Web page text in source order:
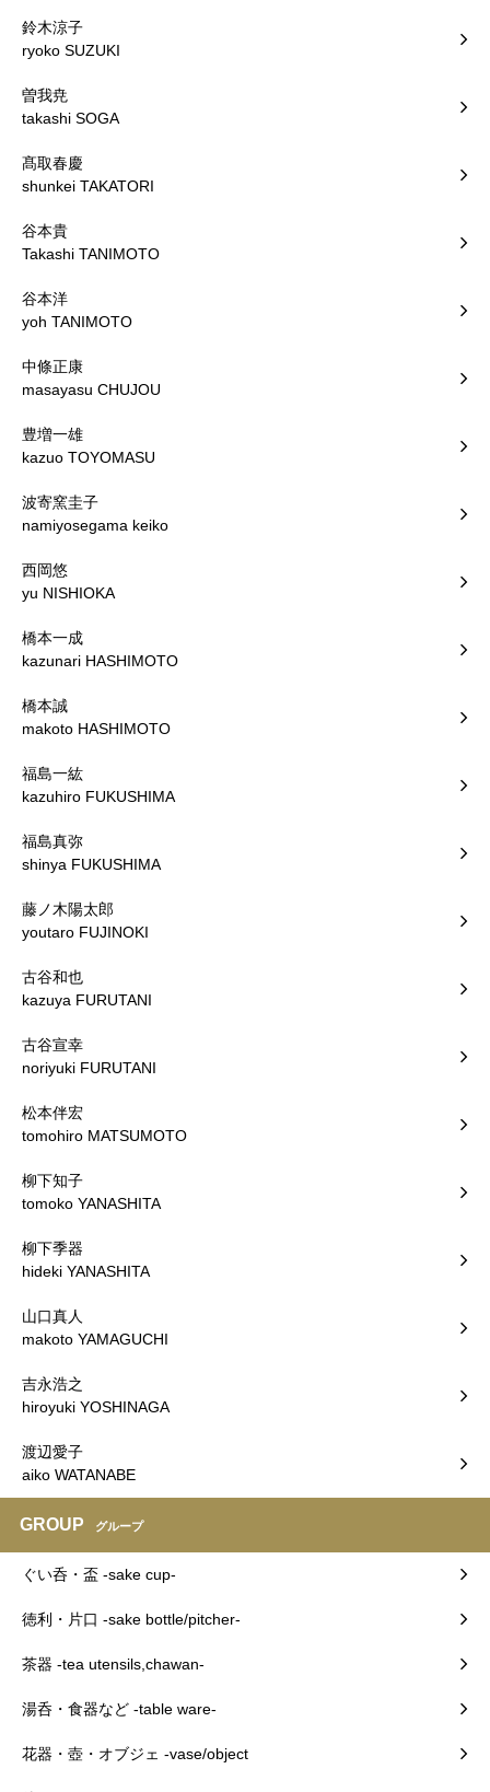
鈴木涼子
ryoko SUZUKI
曽我尭
takashi SOGA
髙取春慶
shunkei TAKATORI
谷本貴
Takashi TANIMOTO
谷本洋
yoh TANIMOTO
中條正康
masayasu CHUJOU
豊増一雄
kazuo TOYOMASU
波寄窯圭子
namiyosegama keiko
西岡悠
yu NISHIOKA
橋本一成
kazunari HASHIMOTO
橋本誠
makoto HASHIMOTO
福島一紘
kazuhiro FUKUSHIMA
福島真弥
shinya FUKUSHIMA
藤ノ木陽太郎
youtaro FUJINOKI
古谷和也
kazuya FURUTANI
古谷宣幸
noriyuki FURUTANI
松本伴宏
tomohiro MATSUMOTO
柳下知子
tomoko YANASHITA
柳下季器
hideki YANASHITA
山口真人
makoto YAMAGUCHI
吉永浩之
hiroyuki YOSHINAGA
渡辺愛子
aiko WATANABE
GROUP グループ
ぐい呑・盃 -sake cup-
徳利・片口 -sake bottle/pitcher-
茶器 -tea utensils,chawan-
湯呑・食器など -table ware-
花器・壺・オブジェ -vase/object